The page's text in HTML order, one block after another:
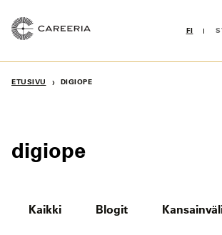
sisältöön
FI
ETUSIVU › DIGIOPE
digiope
Kaikki Blogit